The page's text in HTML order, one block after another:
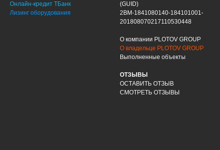
Онлайн-кредит ТБанк
Лизинг оборудования
(GUID)
2BM-1841080140-184101001-
201808070217110530448
О компании PLOTOV GROUP
О владельце PLOTOV GROUP
Выполненные объекты
ОТЗЫВЫ
ОСТАВИТЬ ОТЗЫВ
СМОТРЕТЬ ОТЗЫВЫ